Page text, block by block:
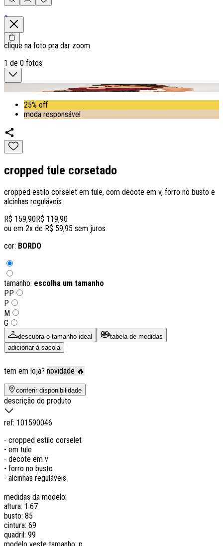
0
clique na foto pra dar zoom
1 de 0 fotos
25% off
moda responsável
cropped tule corsetado
cropped estilo corselet em tule, com decote em v, forro no busto e
alcinhas reguláveis
R$ 159,90R$ 119,90
ou em 2x de R$ 59,95 sem juros
cor: BORDO
tamanho: escolha um tamanho
PP
P
M
G
descubra o tamanho ideal
tabela de medidas
adicionar à sacola
tem em loja? novidade 🔥
conferir disponibilidade
descrição do produto
ref: 101590046
- cropped estilo corselet
- em tule
- decote em v
- forro no busto
- alcinhas reguláveis
medidas da modelo:
altura: 1.67
busto: 85
cintura: 69
quadril: 99
modelo veste tamanho: p